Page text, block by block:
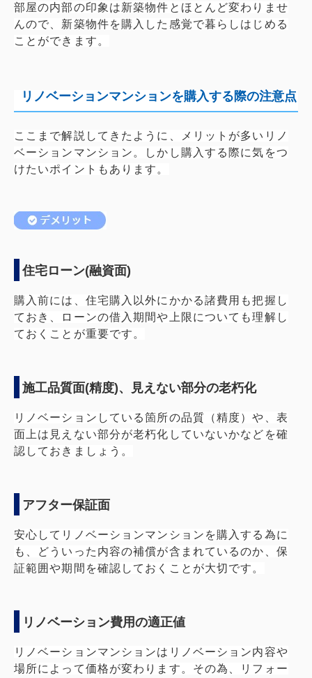
部屋の内部の印象は新築物件とほとんど変わりませ
んので、新築物件を購入した感覚で暮らしはじめる
ことができます。
リノベーションマンションを購入する際の注意点
ここまで解説してきたように、メリットが多いリノ
ベーションマンション。しかし購入する際に気をつ
けたいポイントもあります。
住宅ローン(融資面)
購入前には、住宅購入以外にかかる諸費用も把握し
ておき、ローンの借入期間や上限についても理解し
ておくことが重要です。
施工品質面(精度)、見えない部分の老朽化
リノベーションしている箇所の品質（精度）や、表
面上は見えない部分が老朽化していないかなどを確
認しておきましょう。
アフター保証面
安心してリノベーションマンションを購入する為に
も、どういった内容の補償が含まれているのか、保
証範囲や期間を確認しておくことが大切です。
リノベーション費用の適正値
リノベーションマンションはリノベーション内容や
場所によって価格が変わります。その為、リフォー